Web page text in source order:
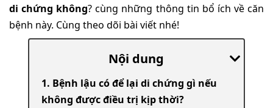
di chứng không? cùng những thông tin bổ ích về căn
bệnh này. Cùng theo dõi bài viết nhé!
Nội dung
1. Bệnh lậu có để lại di chứng gì nếu
không được điều trị kịp thời?